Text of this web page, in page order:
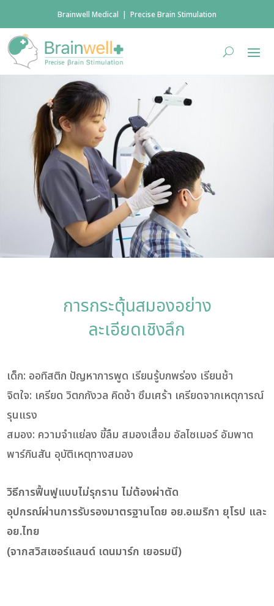
Brainwell Medical | Precise Brain Stimulation
การกระตุ้นสมองอย่าง
ละเอียดเชิงลึก
เด็ก: ออทิสติก ปัญหาการพูด เรียนรู้บกพร่อง เรียนช้า
จิตใจ: เครียด วิตกกังวล คิดช้า ซึมเศร้า เครียดจากเหตุการณ์
รุนแรง
สมอง: ความจำแย่ลง ขี้ลืม สมองเสื่อม อัลไซเมอร์ อัมพาต
พาร์กินสัน อุบัติเหตุทางสมอง
วิธีการฟื้นฟูแบบไม่รุกราน ไม่ต้องผ่าตัด
อุปกรณ์ผ่านการรับรองมาตรฐานโดย อย.อเมริกา ยุโรป และ
อย.ไทย
(จากสวิสเซอร์แลนด์ เดนมาร์ก เยอรมนี)